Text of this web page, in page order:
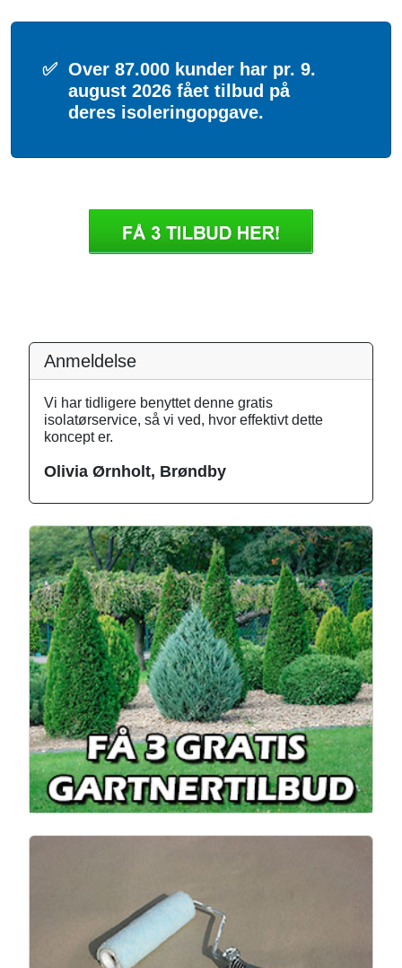
✅ Over 87.000 kunder har pr. 9.
august 2026 fået tilbud på
deres isoleringopgave.
Anmeldelse
Vi har tidligere benyttet denne gratis
isolatørservice, så vi ved, hvor effektivt dette
koncept er.
Olivia Ørnholt, Brøndby